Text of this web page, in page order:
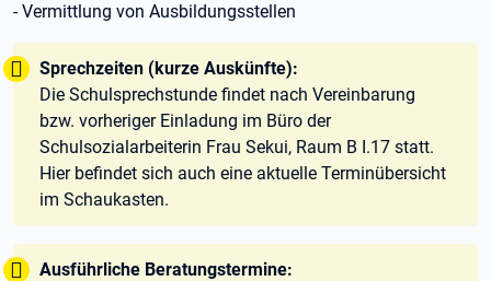
- Vermittlung von Ausbildungsstellen
Tipp:
Sprechzeiten (kurze Auskünfte):
Die Schulsprechstunde findet nach Vereinbarung
bzw. vorheriger Einladung im Büro der
Schulsozialarbeiterin Frau Sekui, Raum B I.17 statt.
Hier befindet sich auch eine aktuelle Terminübersicht
im Schaukasten.
Tipp:
Ausführliche Beratungstermine: